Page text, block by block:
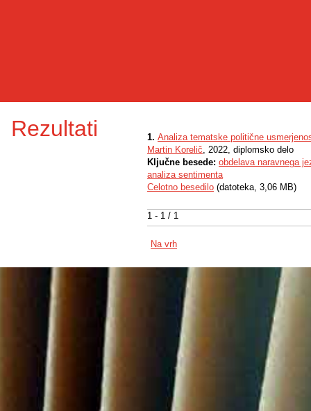
Rezultati
1 - 1 / 1
1. Analiza tematske politične
Martin Korelič, 2022, diplomsko delo
Ključne besede: obdelava naravnega
analiza sentimenta
Celotno besedilo (datoteka, 3,06 MB)
Na vrh